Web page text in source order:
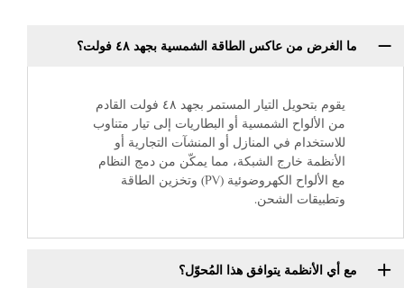
ما الغرض من عاكس الطاقة الشمسية بجهد ٤٨ فولت؟
يقوم بتحويل التيار المستمر بجهد ٤٨ فولت القادم
من الألواح الشمسية أو البطاريات إلى تيار متناوب
للاستخدام في المنازل أو المنشآت التجارية أو
الأنظمة خارج الشبكة، مما يمكّن من دمج النظام
مع الألواح الكهروضوئية (PV) وتخزين الطاقة
وتطبيقات الشحن.
مع أي الأنظمة يتوافق هذا المُحوّل؟